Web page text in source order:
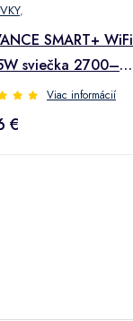
,
SMART+ WiFi
sviečka 2700–
3ks
Viac informácií
€